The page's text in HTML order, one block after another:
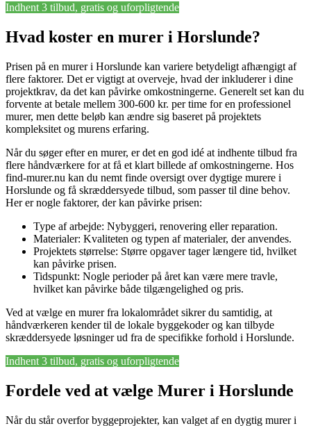
Indhent 3 tilbud, gratis og uforpligtende
Hvad koster en murer i Horslunde?
Prisen på en murer i Horslunde kan variere betydeligt afhængigt af
flere faktorer. Det er vigtigt at overveje, hvad der inkluderer i dine
projektkrav, da det kan påvirke omkostningerne. Generelt set kan du
forvente at betale mellem 300-600 kr. per time for en professionel
murer, men dette beløb kan ændre sig baseret på projektets
kompleksitet og murens erfaring.
Når du søger efter en murer, er det en god idé at indhente tilbud fra
flere håndværkere for at få et klart billede af omkostningerne. Hos
find-murer.nu kan du nemt finde oversigt over dygtige murere i
Horslunde og få skræddersyede tilbud, som passer til dine behov.
Her er nogle faktorer, der kan påvirke prisen:
Type af arbejde: Nybyggeri, renovering eller reparation.
Materialer: Kvaliteten og typen af materialer, der anvendes.
Projektets størrelse: Større opgaver tager længere tid, hvilket
kan påvirke prisen.
Tidspunkt: Nogle perioder på året kan være mere travle,
hvilket kan påvirke både tilgængelighed og pris.
Ved at vælge en murer fra lokalområdet sikrer du samtidig, at
håndværkeren kender til de lokale byggekoder og kan tilbyde
skræddersyede løsninger ud fra de specifikke forhold i Horslunde.
Indhent 3 tilbud, gratis og uforpligtende
Fordele ved at vælge Murer i Horslunde
Når du står overfor byggeprojekter, kan valget af en dygtig murer i